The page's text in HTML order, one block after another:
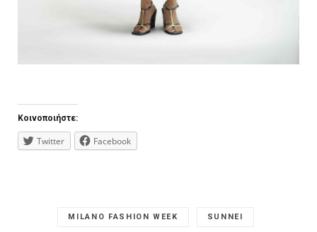
Κοινοποιήστε:
Twitter Facebook
MILANO FASHION WEEK SUNNEI